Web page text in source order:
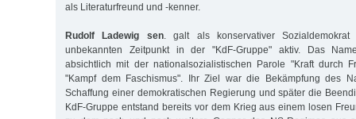
als Literaturfreund und -kenner.
Rudolf Ladewig sen. galt als konservativer
unbekannten Zeitpunkt in der "KdF-Gruppe" aktiv. Das
absichtlich mit der nationalsozialistischen Parole "Kraft durch
"Kampf dem Faschismus". Ihr Ziel war die Bekämpfung des
Schaffung einer demokratischen Regierung und später die
KdF-Gruppe entstand bereits vor dem Krieg aus einem losen